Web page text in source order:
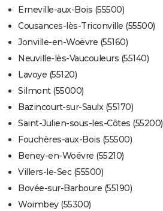
Erneville-aux-Bois (55500)
Cousances-lès-Triconville (55500)
Jonville-en-Woëvre (55160)
Neuville-lès-Vaucouleurs (55140)
Lavoye (55120)
Silmont (55000)
Bazincourt-sur-Saulx (55170)
Saint-Julien-sous-les-Côtes (55200)
Fouchères-aux-Bois (55500)
Beney-en-Woëvre (55210)
Villers-le-Sec (55500)
Bovée-sur-Barboure (55190)
Woimbey (55300)